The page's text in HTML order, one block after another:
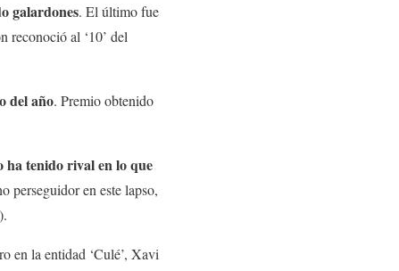
galardones. El último fue
reconoció al ‘10’ del
del año. Premio obtenido
ha tenido rival en lo que
perseguidor en este lapso,
en la entidad ‘Culé’, Xavi